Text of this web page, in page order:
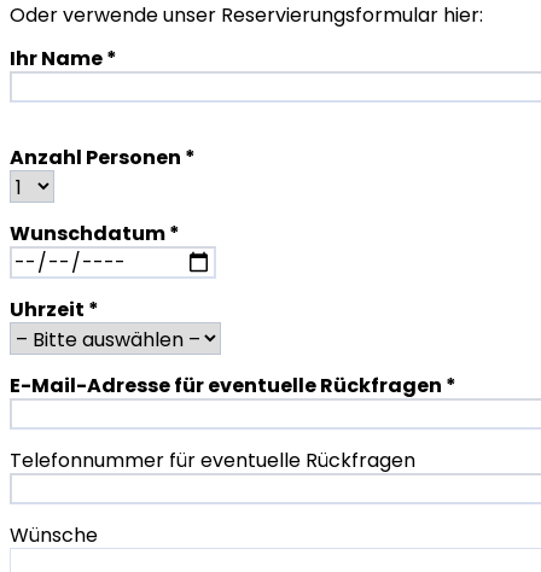
Oder verwende unser Reservierungsformular hier:
Ihr Name *
Anzahl Personen *
Wunschdatum *
Uhrzeit *
E-Mail-Adresse für eventuelle Rückfragen *
Telefonnummer für eventuelle Rückfragen
Wünsche